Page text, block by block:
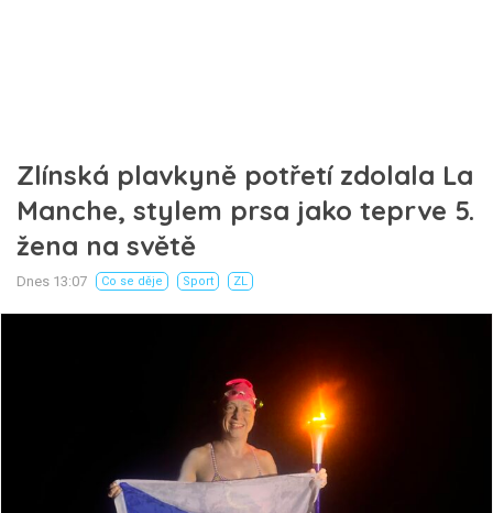
Zlínská plavkyně potřetí zdolala La
Manche, stylem prsa jako teprve 5.
žena na světě
Dnes 13:07 Co se děje Sport ZL